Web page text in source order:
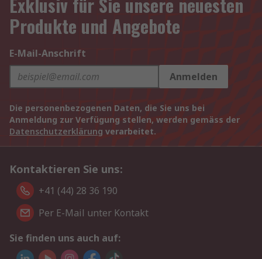
Produkte und Angebote
E-Mail-Anschrift
Anmelden
Die personenbezogenen Daten, die Sie uns bei
Anmeldung zur Verfügung stellen, werden gemäss der
Datenschutzerklärung verarbeitet.
Kontaktieren Sie uns:
+41 (44) 28 36 190
Per E-Mail unter Kontakt
Sie finden uns auch auf: